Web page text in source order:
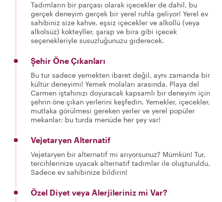
Tadımların bir parçası olarak içecekler de dahil, bu
gerçek deneyim gerçek bir yerel ruhla geliyor! Yerel ev
sahibiniz size kahve, eşsiz içecekler ve alkollü (veya
alkolsüz) kokteyller, şarap ve bira gibi içecek
seçenekleriyle susuzluğunuzu giderecek.
Şehir Öne Çıkanları
Bu tur sadece yemekten ibaret değil, aynı zamanda bir
kültür deneyimi! Yemek molaları arasında, Playa del
Carmen iştahınızı doyuracak kapsamlı bir deneyim için
şehrin öne çıkan yerlerini keşfedin. Yemekler, içecekler,
mutlaka görülmesi gereken yerler ve yerel popüler
mekanlar; bu turda menüde her şey var!
Vejetaryen Alternatif
Vejetaryen bir alternatif mi arıyorsunuz? Mümkün! Tur,
tercihlerinize uyacak alternatif tadımlar ile oluşturuldu.
Sadece ev sahibinize bildirin!
Özel Diyet veya Alerjileriniz mi Var?